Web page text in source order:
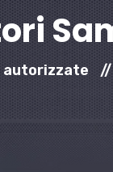
autorizzate //